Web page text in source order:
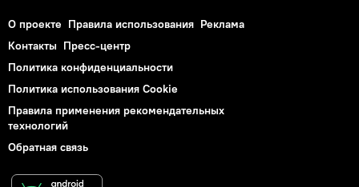
О проекте Правила использования Реклама
Контакты Пресс-центр
Политика конфиденциальности
Политика использования Cookie
Правила применения рекомендательных
технологий
Обратная связь